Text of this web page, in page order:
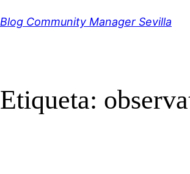
al
Blog Community Manager Sevilla
Etiqueta: